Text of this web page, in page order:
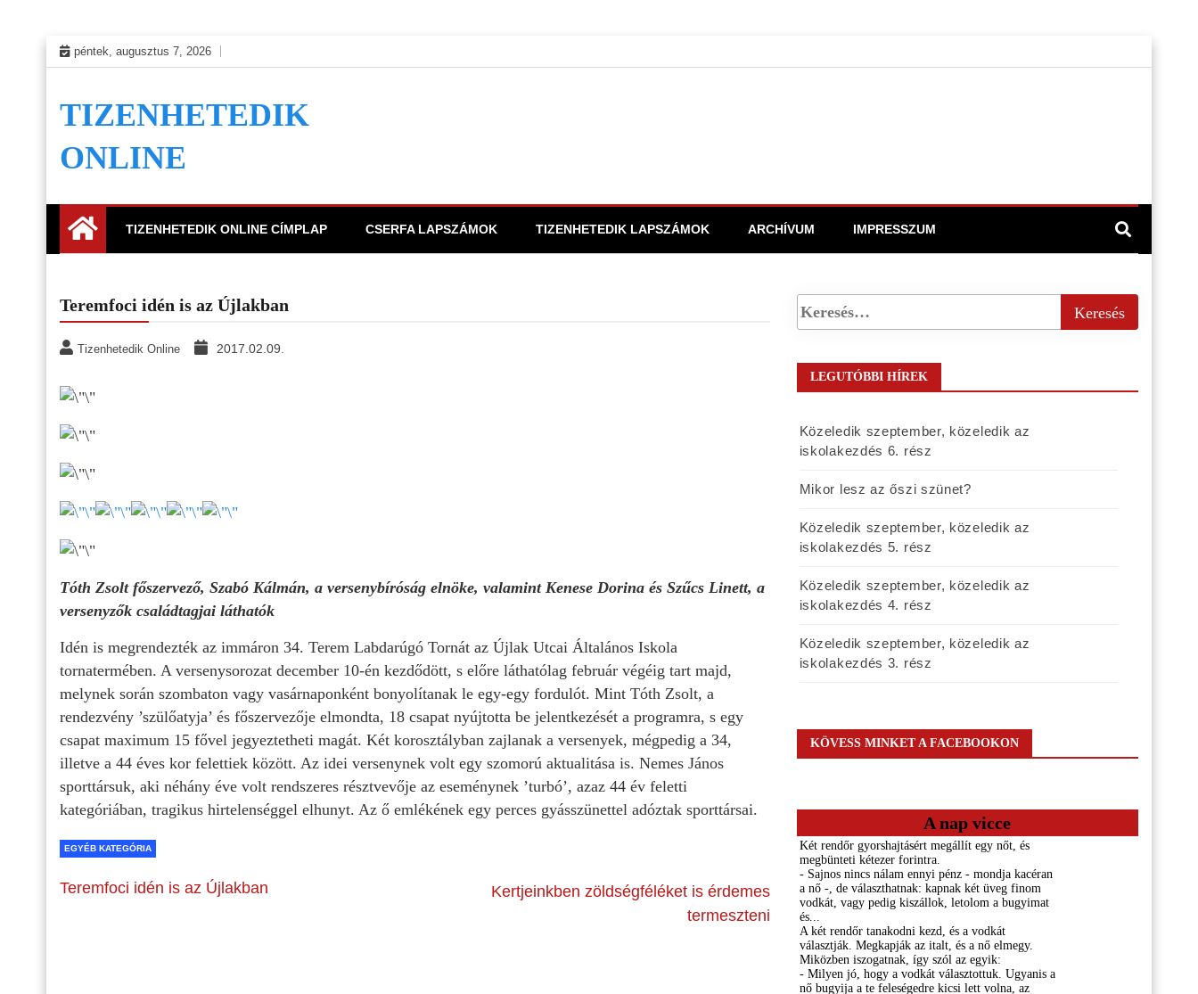
Skip
to
péntek, augusztus 7, 2026
TIZENHETEDIK
ONLINE
TIZENHETEDIK ONLINE CÍMPLAP CSERFA LAPSZÁMOK TIZENHETEDIK LAPSZÁMOK ARCHÍVUM IMPRESSZUM
Teremfoci idén is az Újlakban
Tizenhetedik Online 2017.02.09.
Tóth Zsolt főszervező, Szabó Kálmán, a versenybíróság elnöke, valamint Kenese Dorina és Szűcs Linett, a
versenyzők családtagjai láthatók
Idén is megrendezték az immáron 34. Terem Labdarúgó Tornát az Újlak Utcai Általános Iskola
tornatermében. A versenysorozat december 10-én kezdődött, s előre láthatólag február végéig tart majd,
melynek során szombaton vagy vasárnaponként bonyolítanak le egy-egy fordulót. Mint Tóth Zsolt, a
rendezvény ’szülőatyja’ és főszervezője elmondta, 18 csapat nyújtotta be jelentkezését a programra, s egy
csapat maximum 15 fővel jegyeztetheti magát. Két korosztályban zajlanak a versenyek, mégpedig a 34,
illetve a 44 éves kor felettiek között. Az idei versenynek volt egy szomorú aktualitása is. Nemes János
sporttársuk, aki néhány éve volt rendszeres résztvevője az eseménynek ’turbó’, azaz 44 év feletti
kategóriában, tragikus hirtelenséggel elhunyt. Az ő emlékének egy perces gyásszünettel adóztak sporttársai.
EGYÉB KATEGÓRIA
Teremfoci idén is az Újlakban
Kertjeinkben zöldségféléket is érdemes
termeszteni
LEGUTÓBBI HÍREK
Közeledik szeptember, közeledik az
iskolakezdés 6. rész
Mikor lesz az őszi szünet?
Közeledik szeptember, közeledik az
iskolakezdés 5. rész
Közeledik szeptember, közeledik az
iskolakezdés 4. rész
Közeledik szeptember, közeledik az
iskolakezdés 3. rész
KÖVESS MINKET A FACEBOOKON
A nap vicce